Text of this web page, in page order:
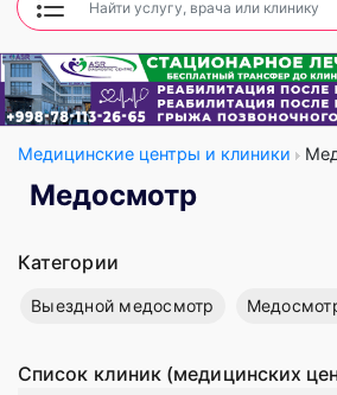
Медицинские центры и клиники
Медосмотр
Категории
Выездной медосмотр
Список клиник (медицинских